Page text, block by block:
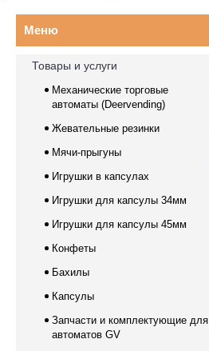
Товары и услуги
Механические торговые
автоматы (Deervending)
Жевательные резинки
Мячи-прыгуны
Игрушки в капсулах
Игрушки для капсулы 34мм
Игрушки для капсулы 45мм
Конфеты
Бахилы
Капсулы
Запчасти и комплектующие для
автоматов GV